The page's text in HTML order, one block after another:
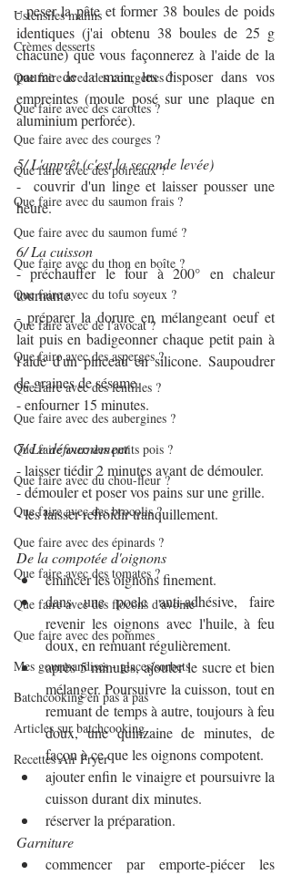
Ustensiles malins
Crèmes desserts
Que faire avec des courgettes ?
Que faire avec des carottes ?
Que faire avec des courges ?
Que faire avec des poireaux ?
Que faire avec du saumon frais ?
Que faire avec du saumon fumé ?
Que faire avec du thon en boîte ?
Que faire avec du tofu soyeux ?
Que faire avec de l'avocat ?
Que faire avec des asperges ?
Que faire avec des lentilles ?
Que faire avec des aubergines ?
Que faire avec des petits pois ?
Que faire avec du chou-fleur ?
Que faire avec des brocolis ?
Que faire avec des épinards ?
Que faire avec des tomates ?
Que faire avec des flocons d'avoine
Que faire avec des pommes
Mes gourmandises - glaces/sorbets
Batchcooking en pas à pas
Articles sur batchcooking
Recettes Air Fryer
- peser la pâte et former 38 boules de poids
identiques (j'ai obtenu 38 boules de 25 g
chacune) que vous façonnerez à l'aide de la
paume de la main, les disposer dans vos
empreintes (moule posé sur une plaque en
aluminium perforée).
5/ L'apprêt (c'est la seconde levée)
-  couvrir d'un linge et laisser pousser une
heure.
6/ La cuisson
- préchauffer le four à 200° en chaleur
tournante.
- préparer la dorure en mélangeant oeuf et
lait puis en badigeonner chaque petit pain à
l'aide d'un pinceau en silicone. Saupoudrer
de graines de sésame.
- enfourner 15 minutes.
7/ Le défournement
- laisser tiédir 2 minutes avant de démouler.
- démouler et poser vos pains sur une grille.
- les laisser refroidir tranquillement.
De la compotée d'oignons
émincer les oignons finement.
dans une poele anti-adhésive, faire
revenir les oignons avec l'huile, à feu
doux, en remuant régulièrement.
après 5 minutes, ajouter le sucre et bien
mélanger. Poursuivre la cuisson, tout en
remuant de temps à autre, toujours à feu
doux, une quinzaine de minutes, de
façon à ce que les oignons compotent.
ajouter enfin le vinaigre et poursuivre la
cuisson durant dix minutes.
réserver la préparation.
Garniture
commencer par emporte-piécer les